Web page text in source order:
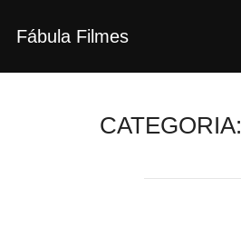
paraFábula Filmes
CATEGORIA: